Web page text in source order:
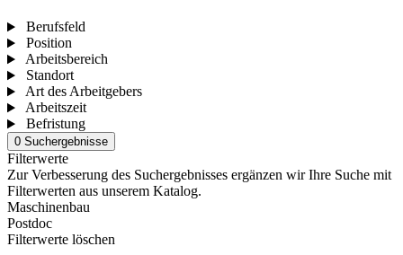
Berufsfeld
Position
Arbeitsbereich
Standort
Art des Arbeitgebers
Arbeitszeit
Befristung
0 Suchergebnisse
Filterwerte
Zur Verbesserung des Suchergebnisses ergänzen wir Ihre Suche mit
Filterwerten aus unserem Katalog.
Maschinenbau
Postdoc
Filterwerte löschen